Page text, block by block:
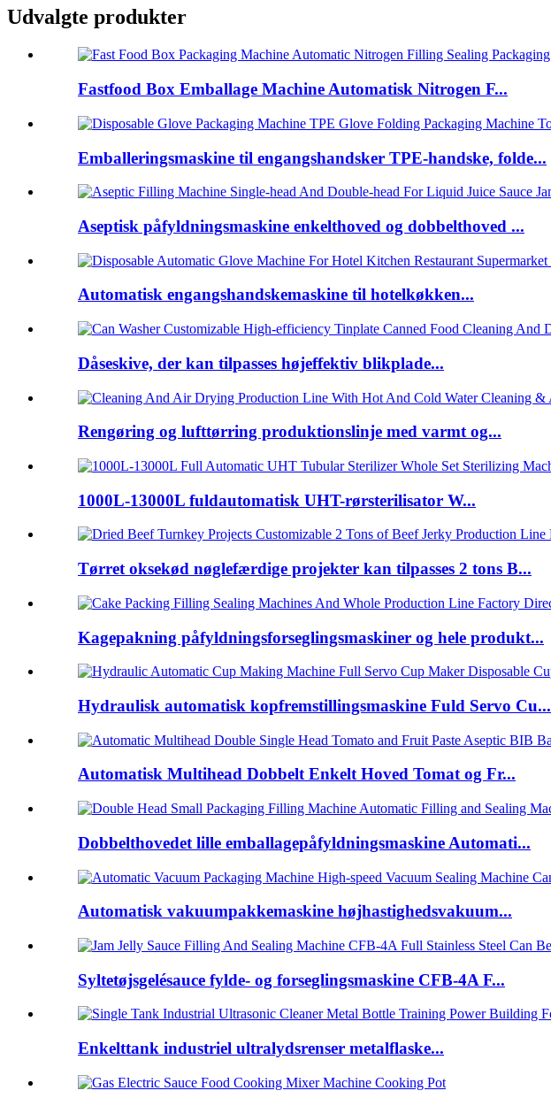
Udvalgte produkter
Fastfood Box Emballage Machine Automatisk Nitrogen F...
Emballeringsmaskine til engangshandsker TPE-handske, folde...
Aseptisk påfyldningsmaskine enkelthoved og dobbelthoved ...
Automatisk engangshandskemaskine til hotelkøkken...
Dåseskive, der kan tilpasses højeffektiv blikplade...
Rengøring og lufttørring produktionslinje med varmt og...
1000L-13000L fuldautomatisk UHT-rørsterilisator W...
Tørret oksekød nøglefærdige projekter kan tilpasses 2 tons B...
Kagepakning påfyldningsforseglingsmaskiner og hele produkt...
Hydraulisk automatisk kopfremstillingsmaskine Fuld Servo Cu...
Automatisk Multihead Dobbelt Enkelt Hoved Tomat og Fr...
Dobbelthovedet lille emballagepåfyldningsmaskine Automati...
Automatisk vakuumpakkemaskine højhastighedsvakuum...
Syltetøjsgelésauce fylde- og forseglingsmaskine CFB-4A F...
Enkelttank industriel ultralydsrenser metalflaske...